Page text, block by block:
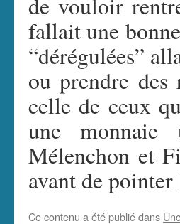
fallait une
“dérégulées”
ou prendre
celle de ceux
une monnaie
Mélenchon et
avant de
Ce contenu a été publié dans